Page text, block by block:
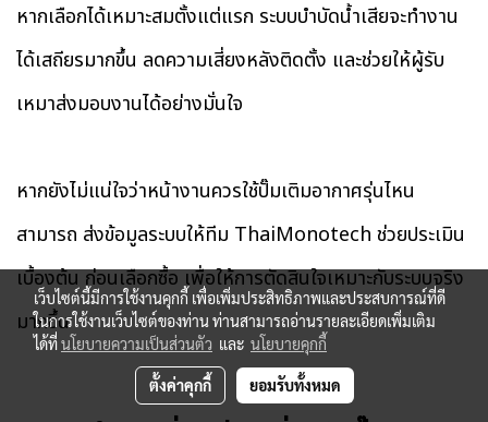
หากเลือกได้เหมาะสมตั้งแต่แรก ระบบบำบัดน้ำเสียจะทำงาน
ได้เสถียรมากขึ้น ลดความเสี่ยงหลังติดตั้ง และช่วยให้ผู้รับ
เหมาส่งมอบงานได้อย่างมั่นใจ
หากยังไม่แน่ใจว่าหน้างานควรใช้ปั๊มเติมอากาศรุ่นไหน
สามารถ ส่งข้อมูลระบบให้ทีม ThaiMonotech ช่วยประเมิน
เบื้องต้น ก่อนเลือกซื้อ เพื่อให้การตัดสินใจเหมาะกับระบบจริง
มากขึ้น
เว็บไซต์นี้มีการใช้งานคุกกี้ เพื่อเพิ่มประสิทธิภาพและประสบการณ์ที่ดี
ในการใช้งานเว็บไซต์ของท่าน ท่านสามารถอ่านรายละเอียดเพิ่มเติม
ได้ที่นโยบายความเป็นส่วนตัว และ นโยบายคุกกี้
ตั้งค่าคุกกี้ ยอมรับทั้งหมด